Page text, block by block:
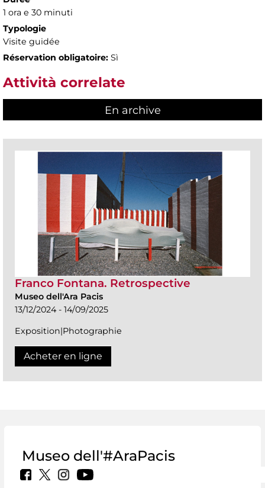
1 ora e 30 minuti
Typologie
Visite guidée
Réservation obligatoire: Sì
Attività correlate
En archive
Franco Fontana. Retrospective
Museo dell'Ara Pacis
13/12/2024 - 14/09/2025
Exposition|Photographie
Acheter en ligne
Museo dell'#AraPacis